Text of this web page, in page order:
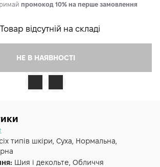
промокод 10% на перше замовлення
Товар відсутній на складі
НЕ В НАЯВНОСТІ
типів шкіри, Суха, Нормальна,
Шия і декольте, Обличчя